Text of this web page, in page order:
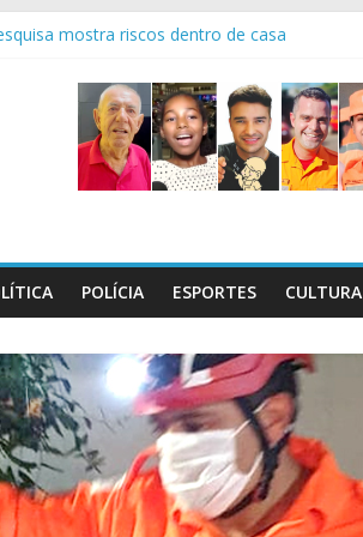
mostra riscos dentro de casa
Dia C, que será realizado em 29/8
maços de cigarros contrabandeados
boas é sempre emocionante!
POLÍCIA ESPORTES CULTURA